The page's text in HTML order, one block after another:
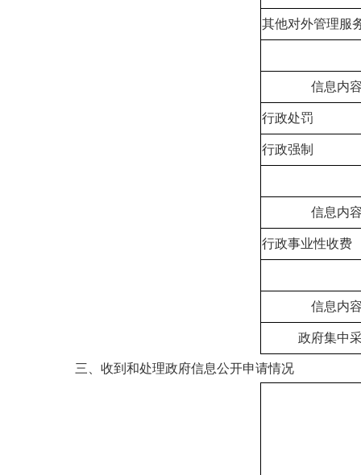
其他对外管理服
信息内
行政处罚
行政强制
信息内
行政事业性收费
信息内
政府集中
三、收到和处理政府信息公开申请情况